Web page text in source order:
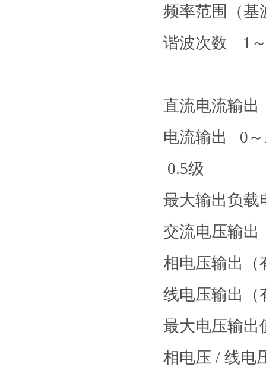
频率范围（
谐波次数
1
直流电流输出
电流输出 0
0.5级
最大输出负
交流电压输出
相电压输出
线电压输出
最大电压
相电压 / 线